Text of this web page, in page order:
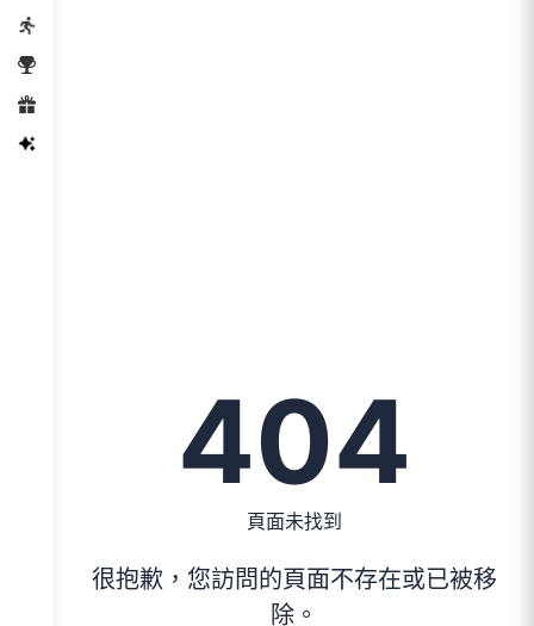
404
頁面未找到
很抱歉，您訪問的頁面不存在或已被移
除。